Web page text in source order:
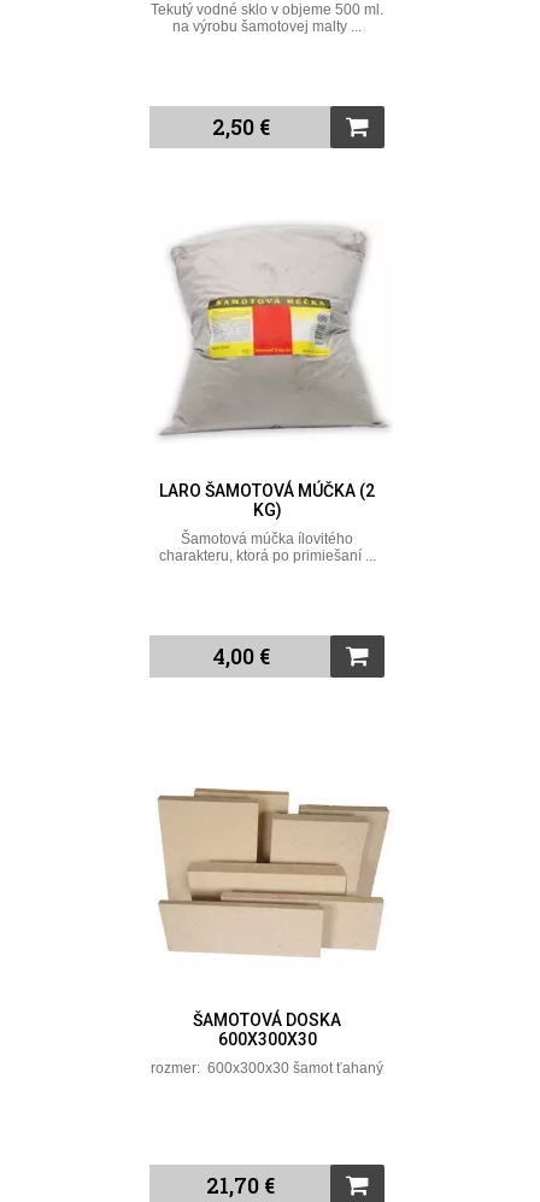
Tekutý vodné sklo v objeme 500 ml.
na výrobu šamotovej malty ...
2,50 €
LARO ŠAMOTOVÁ MÚČKA (2
KG)
Šamotová múčka ílovitého
charakteru, ktorá po primiešaní ...
4,00 €
ŠAMOTOVÁ DOSKA
600X300X30
rozmer: 600x300x30 šamot ťahaný
21,70 €